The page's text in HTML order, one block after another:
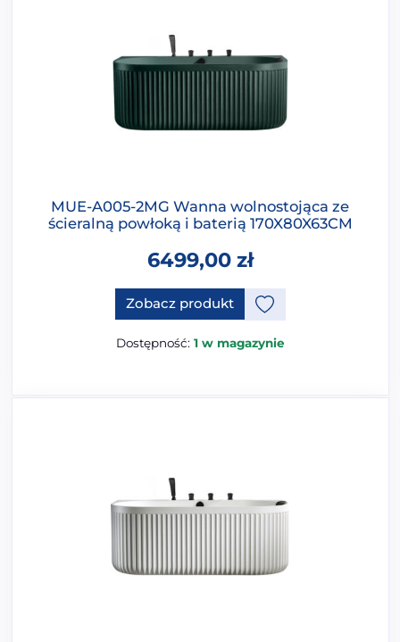
MUE-A005-2MG Wanna wolnostojąca ze
ścieralną powłoką i baterią 170X80X63CM
6499,00 zł
Zobacz produktTen produkt ma opcje, które
Dostępność: 1 w magazynie